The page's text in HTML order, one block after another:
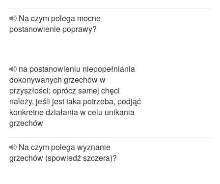
Na czym polega mocne
postanowienie poprawy?
na postanowieniu niepopełniania
dokonywanych grzechów w
przyszłości; oprócz samej chęci
należy, jeśli jest taka potrzeba, podjąć
konkretne działania w celu unikania
grzechów
Na czym polega wyznanie
grzechów (spowiedź szczera)?